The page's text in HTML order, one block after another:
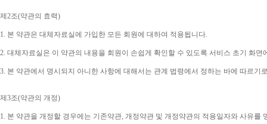
제 2조(약관의 효력)
1. 본 약관은 대체자료실에 가입한 모든 회원에 대하여 적용됩니다.
2. 대체자료실은 이 약관의 내용을 회원이 손쉽게 확인할 수 있도록 서비스 초기 화면
3. 본 약관에서 명시되지 아니한 사항에 대해서는 관계 법령에서 정하는 바에 따르기
제 3조(약관의 개정)
1. 본 약관을 개정할 경우에는 기존약관, 개정약관 및 개정약관의 적용일자와 사유를